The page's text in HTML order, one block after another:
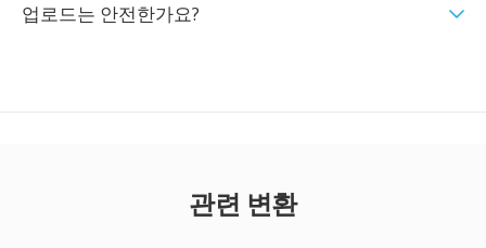
업로드는 안전한가요?
관련 변환